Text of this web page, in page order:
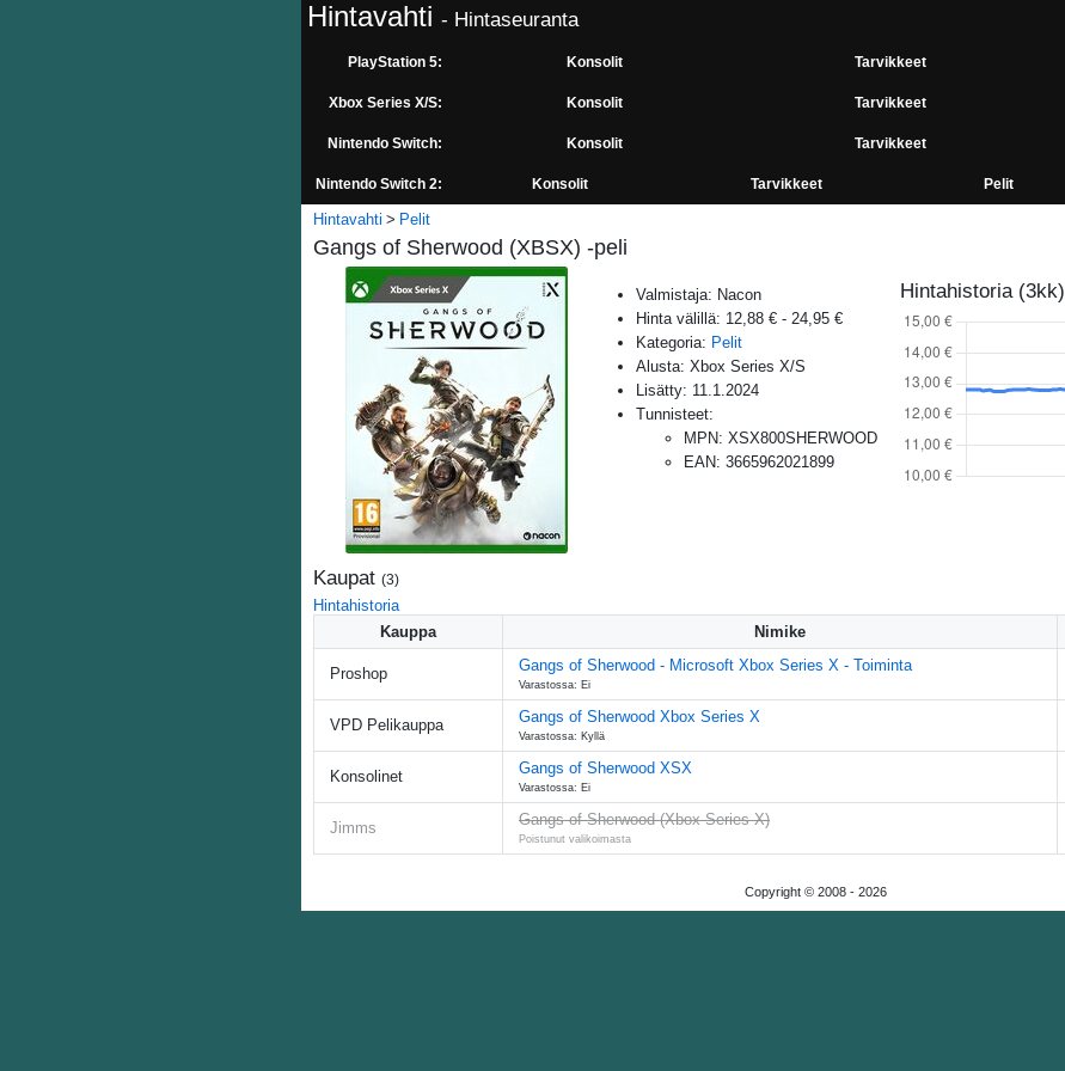
Hintavahti - Hintaseuranta
PlayStation 5: Konsolit Tarvikkeet
Xbox Series X/S: Konsolit Tarvikkeet
Nintendo Switch: Konsolit Tarvikkeet
Nintendo Switch 2: Konsolit Tarvikkeet Pelit
Hintavahti Pelit
Gangs of Sherwood (XBSX) -peli
Valmistaja: Nacon
Hinta välillä: 12,88 € - 24,95 €
Kategoria: Pelit
Alusta: Xbox Series X/S
Lisätty: 11.1.2024
Tunnisteet:
MPN: XSX800SHERWOOD
EAN: 3665962021899
Hintahistoria (3kk)
Kaupat (3)
Hintahistoria
Kauppa
Nimike
Proshop Gangs of Sherwood - Microsoft Xbox Series X - Toiminta
Varastossa: Ei
VPD Pelikauppa Gangs of Sherwood Xbox Series X
Varastossa: Kyllä
Konsolinet Gangs of Sherwood XSX
Varastossa: Ei
Jimms Gangs of Sherwood (Xbox Series X)
Poistunut valikoimasta
Copyright © 2008 - 2026